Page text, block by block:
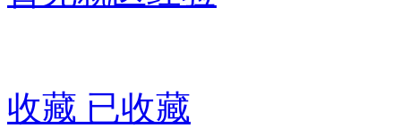
收藏 已收藏